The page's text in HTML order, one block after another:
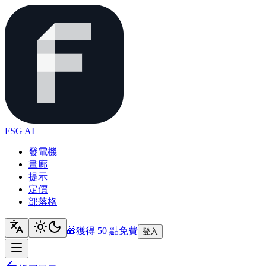
FSG AI
發電機
畫廊
提示
定價
部落格
🎁獲得 50 點免費 登入